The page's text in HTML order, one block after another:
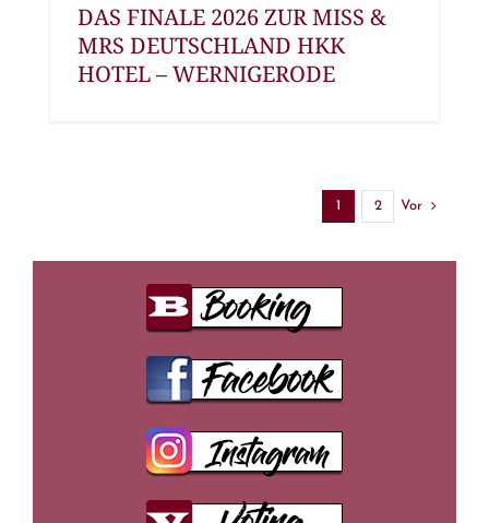
DAS FINALE 2026 ZUR MISS &
MRS DEUTSCHLAND HKK
HOTEL – WERNIGERODE
1 2 Vor